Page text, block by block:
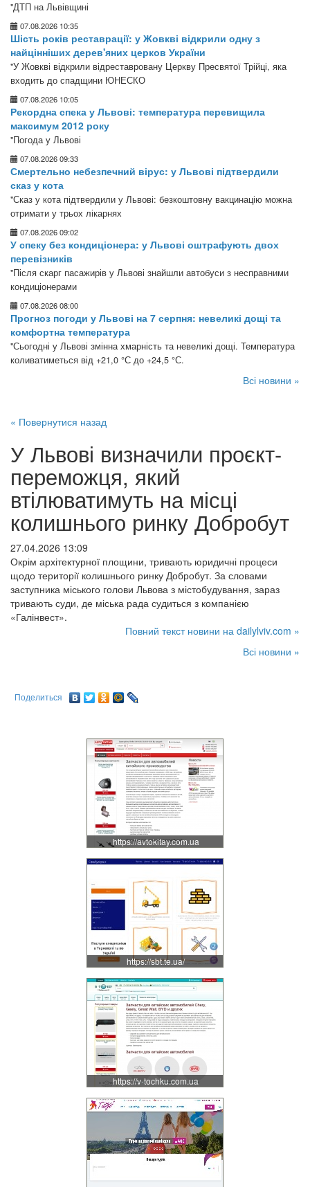
"ДТП на Львівщині
07.08.2026 10:35
Шість років реставрації: у Жовкві відкрили одну з
найцінніших дерев'яних церков України
"У Жовкві відкрили відреставровану Церкву Пресвятої Трійці, яка
входить до спадщини ЮНЕСКО
07.08.2026 10:05
Рекордна спека у Львові: температура перевищила
максимум 2012 року
"Погода у Львові
07.08.2026 09:33
Смертельно небезпечний вірус: у Львові підтвердили
сказ у кота
"Сказ у кота підтвердили у Львові: безкоштовну вакцинацію можна
отримати у трьох лікарнях
07.08.2026 09:02
У спеку без кондиціонера: у Львові оштрафують двох
перевізників
"Після скарг пасажирів у Львові знайшли автобуси з несправними
кондиціонерами
07.08.2026 08:00
Прогноз погоди у Львові на 7 серпня: невеликі дощі та
комфортна температура
"Сьогодні у Львові змінна хмарність та невеликі дощі. Температура
коливатиметься від +21,0 °С до +24,5 °С.
Всі новини »
« Повернутися назад
У Львові визначили проєкт-
переможця, який
втілюватимуть на місці
колишнього ринку Добробут
27.04.2026 13:09
Окрім архітектурної площини, тривають юридичні процеси
щодо території колишнього ринку Добробут. За словами
заступника міського голови Львова з містобудування, зараз
тривають суди, де міська рада судиться з компанією
«Галінвест».
Повний текст новини на dailylviv.com »
Всі новини »
Поделиться
https://avtokitay.com.ua
https://sbt.te.ua/
https://v-tochku.com.ua